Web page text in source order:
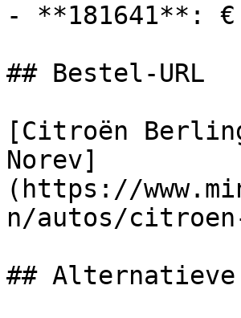
- **181641**:
## Bestel-URL
[Citroën
Norev]
(https://
n/autos/
## Alternatieve